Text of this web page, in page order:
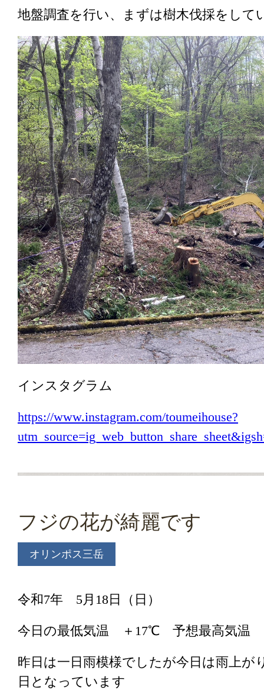
地盤調査を行い、まずは樹木伐採をして
インスタグラム
https://www.instagram.com/toumeihouse?
フジの花が綺麗です
オリンポス三岳
令和7年 5月18日（日）
今日の最低気温 ＋17℃ 予想最高気
昨日は一日雨模様でしたが今日は雨上が
日となっています